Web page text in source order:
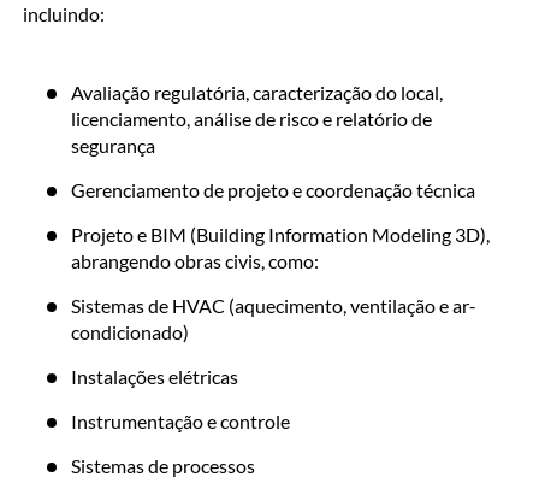
incluindo:
Avaliação regulatória, caracterização do local,
licenciamento, análise de risco e relatório de
segurança
Gerenciamento de projeto e coordenação técnica
Projeto e BIM (Building Information Modeling 3D),
abrangendo obras civis, como:
Sistemas de HVAC (aquecimento, ventilação e ar-
condicionado)
Instalações elétricas
Instrumentação e controle
Sistemas de processos